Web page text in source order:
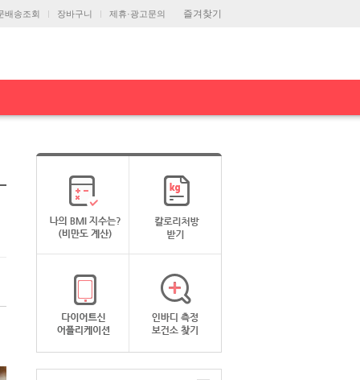
즐겨찾기
배송조회 장바구니 제휴·광고문의